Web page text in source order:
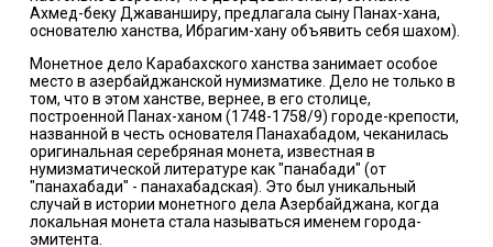
Ахмед-беку Джаванширу, предлагала сыну Панах-хана,
основателю ханства, Ибрагим-хану объявить себя шахом).
Монетное дело Карабахского ханства занимает особое
место в азербайджанской нумизматике. Дело не только в
том, что в этом ханстве, вернее, в его столице,
построенной Панах-ханом (1748-1758/9) городе-крепости,
названной в честь основателя Панахабадом, чеканилась
оригинальная серебряная монета, известная в
нумизматической литературе как "панабади" (от
"панахабади" - панахабадская). Это был уникальный
случай в истории монетного дела Азербайджана, когда
локальная монета стала называться именем города-
эмитента.